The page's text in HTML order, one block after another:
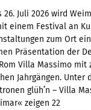
26. Juli 2026 wird
einem Festival an
zum Ort
Präsentation der
Villa Massimo mit
Jahrgängen. Unter
glüh’n – Villa
zeigen 22